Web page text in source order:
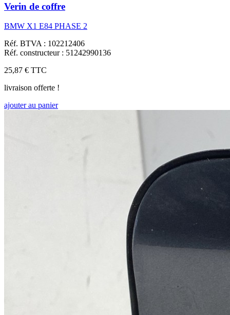
Verin de coffre
BMW X1 E84 PHASE 2
Réf. BTVA : 102212406
Réf. constructeur : 51242990136
25,87 € TTC
livraison offerte !
ajouter au panier